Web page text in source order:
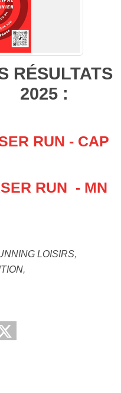
RÉSULTATS
2025 :
RUN - CAP
RUN - MN
LOISIRS